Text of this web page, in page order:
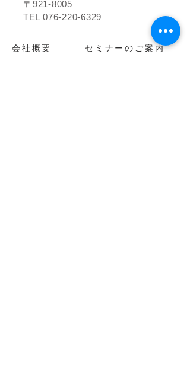
〒921-8005
TEL 076-220-6329
​会社概要 セミナーのご案内